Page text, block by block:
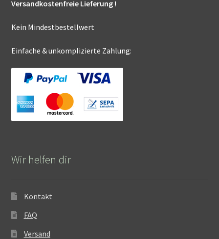
Versandkostenfreie Lieferung !
Kein Mindestbestellwert
Einfache & unkomplizierte Zahlung:
Wir helfen dir
Kontakt
FAQ
Versand